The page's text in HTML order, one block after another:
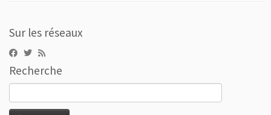
Sur les réseaux
Recherche